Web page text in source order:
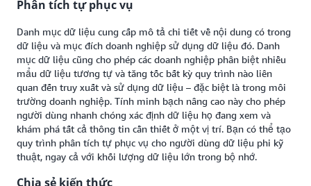
Phân tích tự phục vụ
Danh mục dữ liệu cung cấp mô tả chi tiết về nội dung có trong
dữ liệu và mục đích doanh nghiệp sử dụng dữ liệu đó. Danh
mục dữ liệu cũng cho phép các doanh nghiệp phân biệt nhiều
mẩu dữ liệu tương tự và tăng tốc bất kỳ quy trình nào liên
quan đến truy xuất và sử dụng dữ liệu – đặc biệt là trong môi
trường doanh nghiệp. Tính minh bạch nâng cao này cho phép
người dùng nhanh chóng xác định dữ liệu họ đang xem và
khám phá tất cả thông tin cần thiết ở một vị trí. Bạn có thể tạo
quy trình phân tích tự phục vụ cho người dùng dữ liệu phi kỹ
thuật, ngay cả với khối lượng dữ liệu lớn trong bộ nhớ.
Chia sẻ kiến thức